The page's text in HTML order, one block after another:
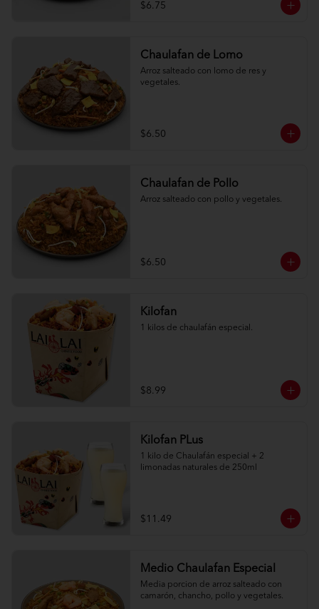
$6.75
Chaulafan de Lomo
Arroz salteado con lomo de res y
vegetales.
$6.50
Chaulafan de Pollo
Arroz salteado con pollo y vegetales.
$6.50
Kilofan
1 kilos de chaulafán especial.
$8.99
Kilofan PLus
1 kilo de Chaulafán especial + 2
limonadas naturales de 250ml
$11.49
Medio Chaulafan Especial
Media porcion de arroz salteado con
camarón, chancho, pollo y vegetales.